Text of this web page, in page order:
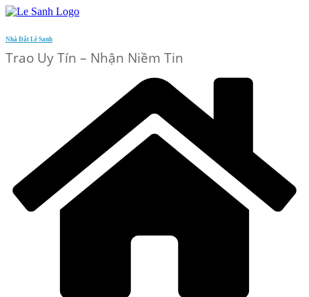
Skip
content
Nhà Đất Lê Sanh
Trao Uy Tín – Nhận Niềm Tin